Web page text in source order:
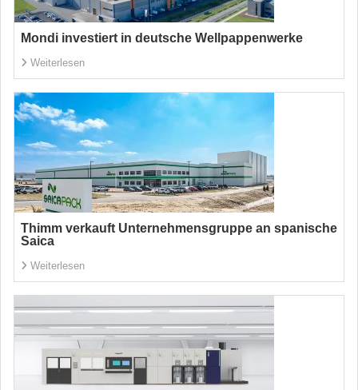
Mondi investiert in deutsche Wellpappenwerke
Weiterlesen
Thimm verkauft Unternehmensgruppe an spanische
Saica
Weiterlesen